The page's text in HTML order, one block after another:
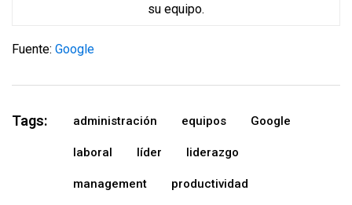
su equipo.
Fuente: Google
Tags: administración equipos Google
laboral líder liderazgo
management productividad